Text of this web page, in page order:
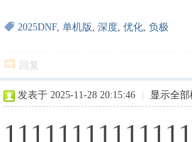
2025DNF, 单机版 , 深度, 优化, 负极
回复
发表于 2025-11-28 20:15:46 显示全